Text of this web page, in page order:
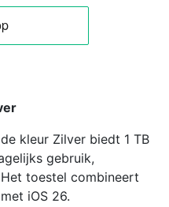
kleur Zilver biedt 1 TB
gebruik,
toestel combineert
iOS 26.